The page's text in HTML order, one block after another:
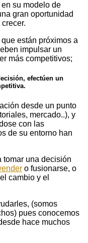
su modelo de
gran oportunidad
están próximos a
impulsar un
más competitivos;
efectúen un
desde un punto
mercado..), y
con las
de su entorno han
tomar una decisión
o fusionarse, o
cambio y el
(somos
pues conocemos
hace muchos